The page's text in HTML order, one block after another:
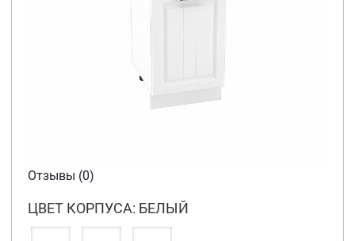
Отзывы (0)
ЦВЕТ КОРПУСА: БЕЛЫЙ